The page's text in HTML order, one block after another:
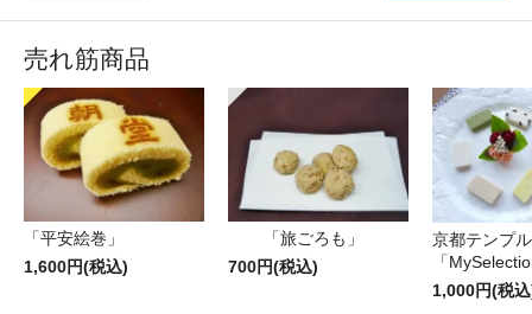
売れ筋商品
「平安絵巻」
1,600円(税込)
「旅ごろも」
700円(税込)
京都テンプル
「
1,000円(税